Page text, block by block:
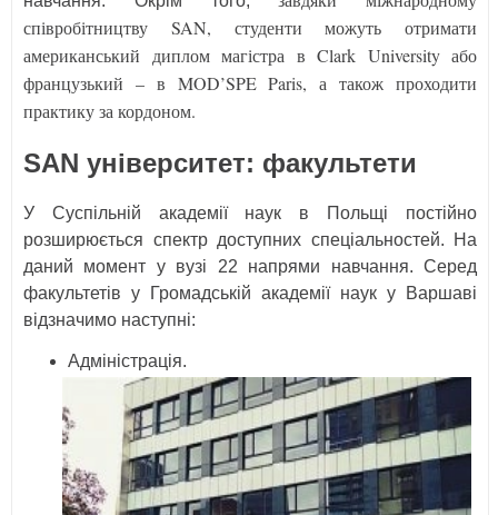
співробітництву SAN, студенти можуть отримати
американський диплом магістра в Clark University або
французький – в MOD’SPE Paris, а також проходити
практику за кордоном.
SAN університет: факультети
У Суспільній академії наук в Польщі постійно
розширюється спектр доступних спеціальностей. На
даний момент у вузі 22 напрями навчання. Серед
факультетів у Громадській академії наук у Варшаві
відзначимо наступні:
Адміністрація.